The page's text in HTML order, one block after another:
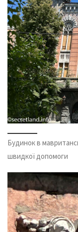
Будинок в
швидкої допомоги